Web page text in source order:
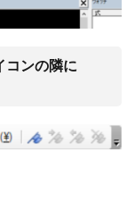
コンの隣に